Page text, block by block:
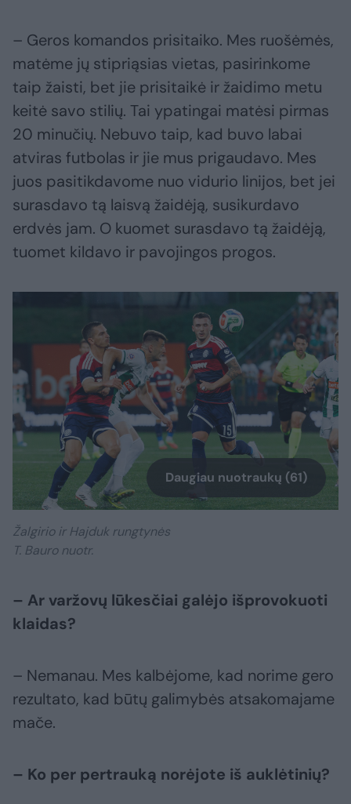
– Geros komandos prisitaiko. Mes ruošėmės,
matėme jų stipriąsias vietas, pasirinkome
taip žaisti, bet jie prisitaikė ir žaidimo metu
keitė savo stilių. Tai ypatingai matėsi pirmas
20 minučių. Nebuvo taip, kad buvo labai
atviras futbolas ir jie mus prigaudavo. Mes
juos pasitikdavome nuo vidurio linijos, bet jei
surasdavo tą laisvą žaidėją, susikurdavo
erdvės jam. O kuomet surasdavo tą žaidėją,
tuomet kildavo ir pavojingos progos.
Daugiau nuotraukų (61)
Žalgirio ir Hajduk rungtynės
T. Bauro nuotr.
– Ar varžovų lūkesčiai galėjo išprovokuoti
klaidas?
– Nemanau. Mes kalbėjome, kad norime gero
rezultato, kad būtų galimybės atsakomajame
mače.
– Ko per pertrauką norėjote iš auklėtinių?